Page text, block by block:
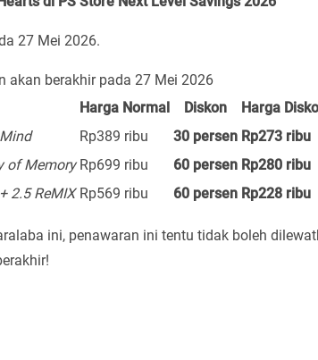
27 Mei 2026.
akan berakhir pada 27 Mei 2026
Harga Normal Diskon
Harga
Rp389 ribu 30 persen Rp273 ribu
of Memory Rp699 ribu 60 persen Rp280 ribu
2.5 ReMIX Rp569 ribu 60 persen Rp228 ribu
ini, penawaran ini tentu tidak boleh